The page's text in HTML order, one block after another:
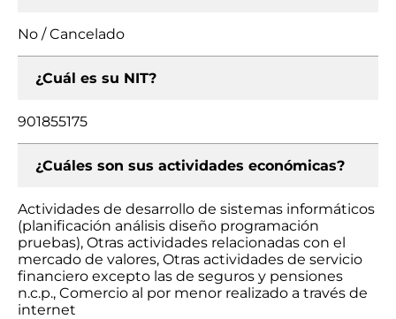
No / Cancelado
¿Cuál es su NIT?
901855175
¿Cuáles son sus actividades económicas?
Actividades de desarrollo de sistemas informáticos
(planificación análisis diseño programación
pruebas), Otras actividades relacionadas con el
mercado de valores, Otras actividades de servicio
financiero excepto las de seguros y pensiones
n.c.p., Comercio al por menor realizado a través de
internet